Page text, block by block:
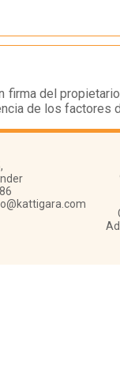
firma del
de los factores